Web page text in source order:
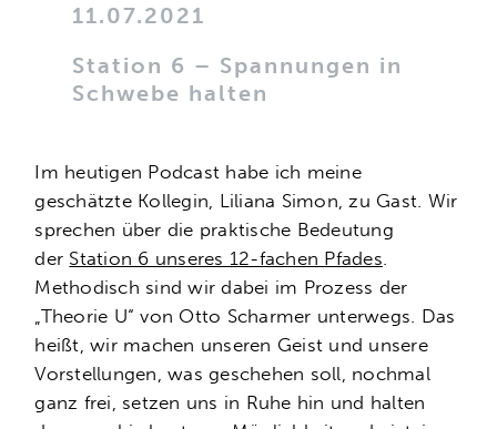
11.07.2021
Station 6 – Spannungen in
Schwebe halten
Im heutigen Podcast habe ich meine
geschätzte Kollegin, Liliana Simon, zu Gast. Wir
sprechen über die praktische Bedeutung
der Station 6 unseres 12-fachen Pfades
Methodisch sind wir dabei im Prozess der
„Theorie U“ von Otto Scharmer unterwegs. Das
heißt, wir machen unseren Geist und unsere
Vorstellungen, was geschehen soll, nochmal
ganz frei, setzen uns in Ruhe hin und halten